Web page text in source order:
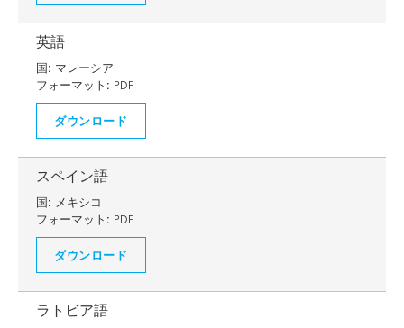
英語
国: マレーシア
フォーマット: PDF
ダウンロード
スペイン語
国: メキシコ
フォーマット: PDF
ダウンロード
ラトビア語